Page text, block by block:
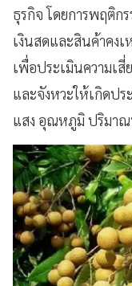
ธุรกิจ โดยการพฤติก
เงินสดและสินค้าคง
เพื่อประเมินความเ
และจังหวะให้เกิดปร
แสง อุณหภูมิ ปริมา